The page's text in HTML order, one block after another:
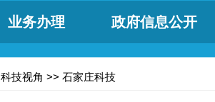
业务办理 政府信息公开
科技视角 >> 石家庄科技